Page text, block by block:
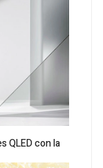
QLED con la